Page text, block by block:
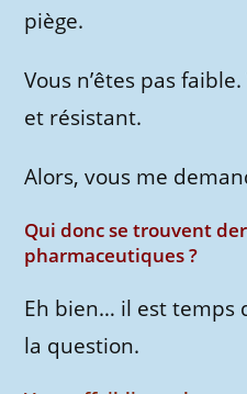
piège.
Vous n’êtes pas
et résistant.
Alors, vous me
Qui donc se trouvent
pharmaceutiques ?
Eh bien… il est temps
la question.